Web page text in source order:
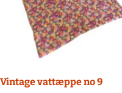
Vintage vattæppe no 9